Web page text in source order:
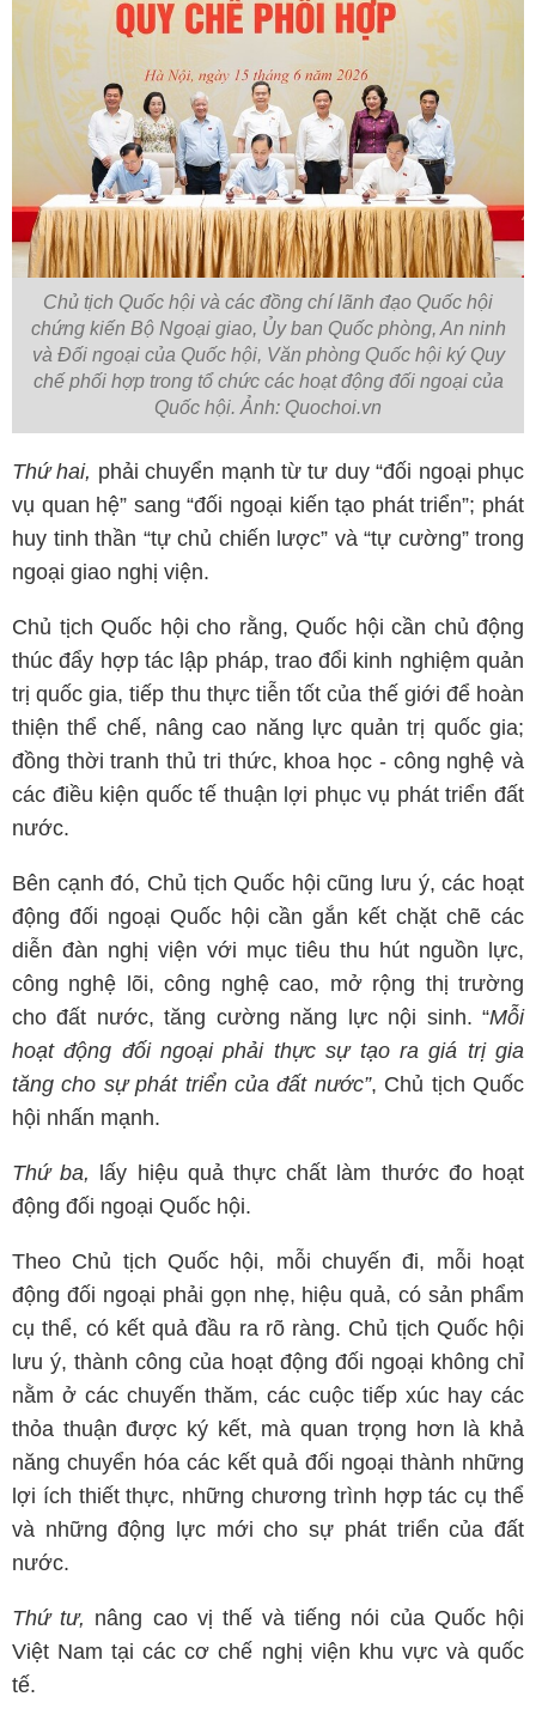
Chủ tịch Quốc hội và các đồng chí lãnh đạo Quốc hội
chứng kiến Bộ Ngoại giao, Ủy ban Quốc phòng, An ninh
và Đối ngoại của Quốc hội, Văn phòng Quốc hội ký Quy
chế phối hợp trong tổ chức các hoạt động đối ngoại của
Quốc hội. Ảnh: Quochoi.vn
Thứ hai, phải chuyển mạnh từ tư duy “đối ngoại phục
vụ quan hệ” sang “đối ngoại kiến tạo phát triển”; phát
huy tinh thần “tự chủ chiến lược” và “tự cường” trong
ngoại giao nghị viện.
Chủ tịch Quốc hội cho rằng, Quốc hội cần chủ động
thúc đẩy hợp tác lập pháp, trao đổi kinh nghiệm quản
trị quốc gia, tiếp thu thực tiễn tốt của thế giới để hoàn
thiện thể chế, nâng cao năng lực quản trị quốc gia;
đồng thời tranh thủ tri thức, khoa học - công nghệ và
các điều kiện quốc tế thuận lợi phục vụ phát triển đất
nước.
Bên cạnh đó, Chủ tịch Quốc hội cũng lưu ý, các hoạt
động đối ngoại Quốc hội cần gắn kết chặt chẽ các
diễn đàn nghị viện với mục tiêu thu hút nguồn lực,
công nghệ lõi, công nghệ cao, mở rộng thị trường
cho đất nước, tăng cường năng lực nội sinh. “Mỗi
hoạt động đối ngoại phải thực sự tạo ra giá trị gia
tăng cho sự phát triển của đất nước”, Chủ tịch Quốc
hội nhấn mạnh.
Thứ ba,
lấy hiệu quả thực chất làm thước đo hoạt
động đối ngoại Quốc hội.
Theo Chủ tịch Quốc hội, mỗi chuyến đi, mỗi hoạt
động đối ngoại phải gọn nhẹ, hiệu quả, có sản phẩm
cụ thể, có kết quả đầu ra rõ ràng. Chủ tịch Quốc hội
lưu ý, thành công của hoạt động đối ngoại không chỉ
nằm ở các chuyến thăm, các cuộc tiếp xúc hay các
thỏa thuận được ký kết, mà quan trọng hơn là khả
năng chuyển hóa các kết quả đối ngoại thành những
lợi ích thiết thực, những chương trình hợp tác cụ thể
và những động lực mới cho sự phát triển của đất
nước.
Thứ tư, nâng cao vị thế và tiếng nói của Quốc hội
Việt Nam tại các cơ chế nghị viện khu vực và quốc
tế.